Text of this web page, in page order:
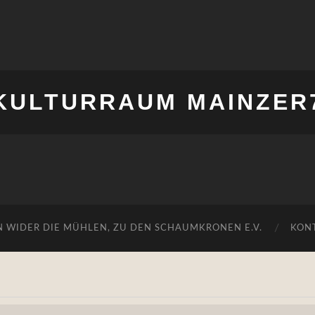
WIDER DIE MÜHLEN, ZU DEN SCHAUMKRONEN E.V.